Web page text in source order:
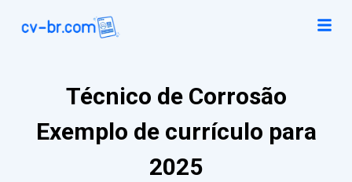
Técnico de Corrosão
Exemplo de currículo para
2025